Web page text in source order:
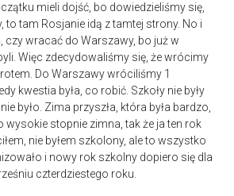
mieli dojść, bo dowiedzieliśmy się,
to tam Rosjanie idą z tamtej strony. No i
czy wracać do Warszawy, bo już w
Więc zdecydowaliśmy się, że wrócimy
Do Warszawy wróciliśmy 1
kwestia była, co robić. Szkoły nie były
było. Zima przyszła, która była bardzo,
wysokie stopnie zimna, tak że ja ten rok
nie byłem szkolony, ale to wszystko
i nowy rok szkolny dopiero się dla
czterdziestego roku.